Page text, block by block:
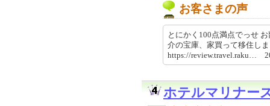
お客さまの声
とにかく100点満点でっせ
介の宝庫、家買って移住し
https://review.travel.raku…
ホテルマリナー